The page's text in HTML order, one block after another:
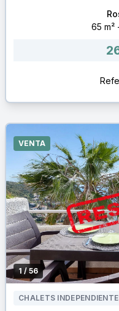
65 m²
1/ 56
VENTA
CHALETS